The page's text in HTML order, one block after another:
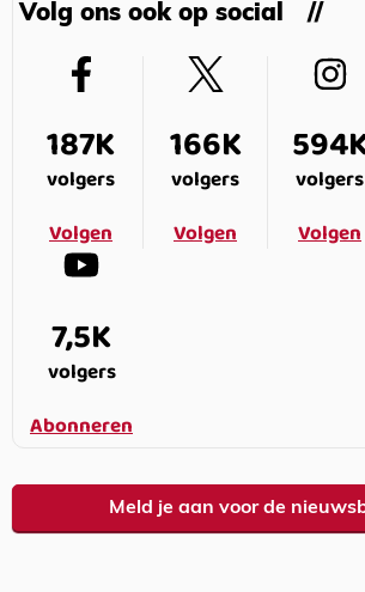
Volg ons ook op social
187K
volgers
Volgen
166K
volgers
Volgen
volgers
Volgen
7,5K
volgers
Abonneren
Meld je aan voor de